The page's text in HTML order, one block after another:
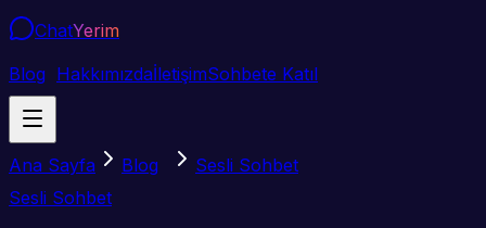
ChatYerim
Blog HakkımızdaİletişimSohbete Katıl
Ana Sayfa Blog
Sesli Sohbet
Sesli Sohbet